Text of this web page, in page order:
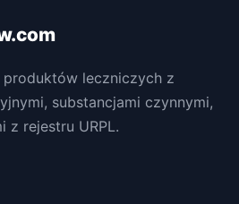
leczniczych z
substancjami czynnymi,
z rejestru URPL.